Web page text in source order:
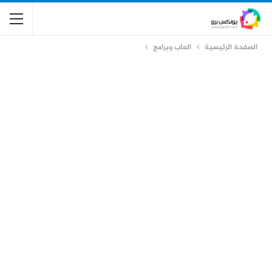
الصفحة الرئيسية العاب وبرامج